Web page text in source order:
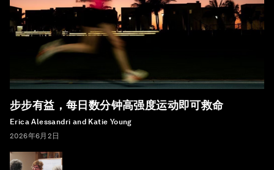
步步有益，每日数分钟高强度运动即可救命
Erica Alessandri and Katie Young
2026年6月2日